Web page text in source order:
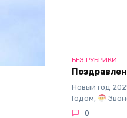
БЕЗ РУБРИКИ
Новый год
Годом,
0